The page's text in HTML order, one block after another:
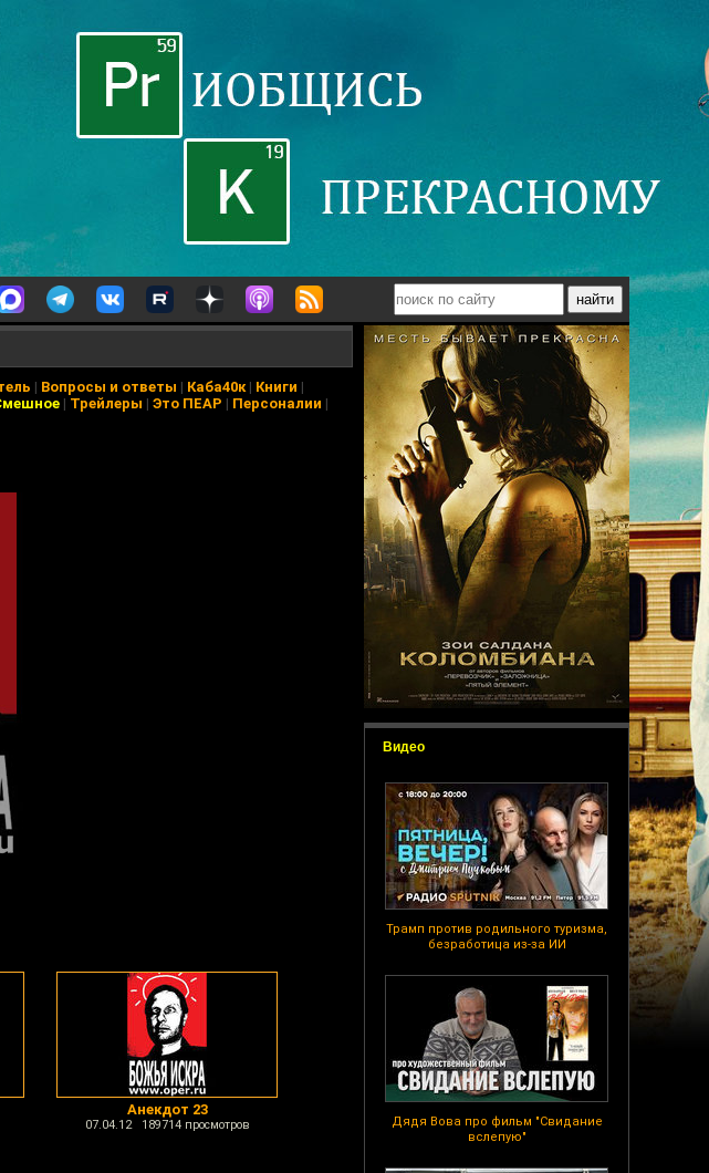
Видео
Трамп против родильного туризма,
безработица из-за ИИ
Дядя Вова про фильм "Свидание
вслепую"
| Вопросы и ответы | Каба40к| Книги |
| Трейлеры | Это ПЕАР | Персоналии |
Анекдот 23
07.04.12 189714 просмотров